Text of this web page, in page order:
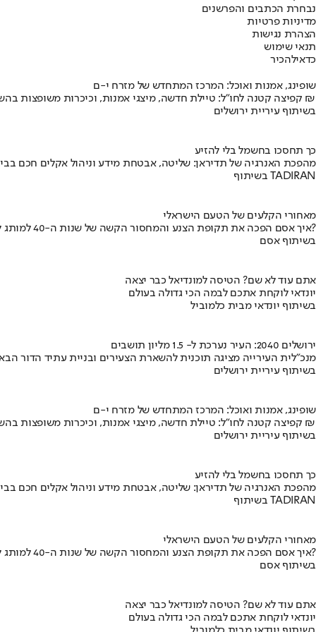
נבחרת הכתבים והפרשנים
מדיניות פרטיות
הצהרת נגישות
תנאי שימוש
כדאילהכיר
שופינג, אמנות ואוכל: המרכז המתחדש של מזרח י-ם
קפיצה קטנה לחו"ל: טיילת חדשה, מיצגי אמנות, וכיכרות משופצות בהשקעה של 100 מיליון ₪
בשיתוף עיריית ירושלים
כך תחסכו בחשמל בלי להזיע
מהפכת האנרגיה של תדיראן: שליטה, אבטחת מידע וניהול אקלים חכם
בשיתוף TADIRAN
מאחורי הקלעים של הטעם הישראלי
איך אסם הפכה את תקופת הצנע והמחסור הקשה של שנות ה-40 למותג לאומי?
בשיתוף אסם
אתם עוד לא שם? הטיסה למונדיאל כבר יצאה
יונדאי לוקחת אתכם לבמה הכי גדולה בעולם
בשיתוף יונדאי מבית כלמוביל
ירושלים 2040: העיר נערכת ל- 1.5 מליון תושבים
מנכ"לית העירייה מציגה תוכנית להשארת הצעירים ובניית עתיד הדור
בשיתוף עיריית ירושלים
שופינג, אמנות ואוכל: המרכז המתחדש של מזרח י-ם
קפיצה קטנה לחו"ל: טיילת חדשה, מיצגי אמנות, וכיכרות משופצות בהשקעה של 100 מיליון ₪
בשיתוף עיריית ירושלים
כך תחסכו בחשמל בלי להזיע
מהפכת האנרגיה של תדיראן: שליטה, אבטחת מידע וניהול אקלים חכם
בשיתוף TADIRAN
מאחורי הקלעים של הטעם הישראלי
איך אסם הפכה את תקופת הצנע והמחסור הקשה של שנות ה-40 למותג לאומי?
בשיתוף אסם
אתם עוד לא שם? הטיסה למונדיאל כבר יצאה
יונדאי לוקחת אתכם לבמה הכי גדולה בעולם